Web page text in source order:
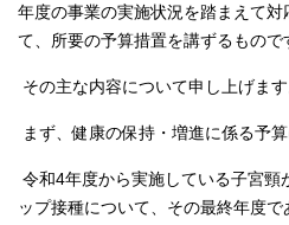
年度の事業の実施状況を踏まえて
て、所要の予算措置を講ずるもので
その主な内容について申し上げます
まず、健康の保持・増進に係る予算
令和4年度から実施している子宮頸
ップ接種について、その最終年度